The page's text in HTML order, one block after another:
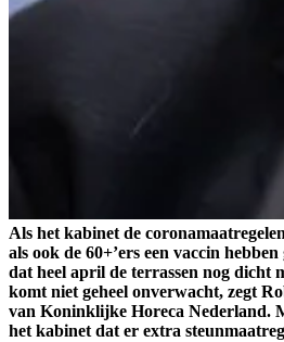
Als het kabinet de
als ook de 60+’ers een vaccin
dat heel april de terrassen nog dicht
komt niet geheel onverwacht, zegt
van Koninklijke Horeca Nederland.
het kabinet dat er extra